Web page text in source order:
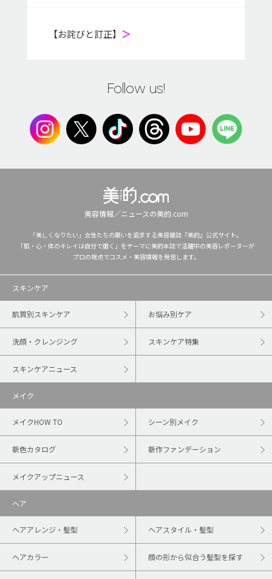
【お詫びと訂正】 ＞
Follow us!
美容情報／ニュースの美的.com
「美しくなりたい」女性たちの願いを追求する美容雑誌『美的』公式サイト。
「肌・心・体のキレイは自分で磨く」をテーマに美的本誌で活躍中の美容レポーターが
プロの視点でコスメ・美容情報を発信します。
スキンケア
肌質別スキンケア お悩み別ケア
洗顔・クレンジング スキンケア特集
スキンケアニュース
メイク
メイクHOW TO シーン別メイク
新色カタログ 新作ファンデーション
メイクアップニュース
ヘア
ヘアアレンジ・髪型 ヘアスタイル・髪型
ヘアカラー 顔の形から似合う髪型を探す